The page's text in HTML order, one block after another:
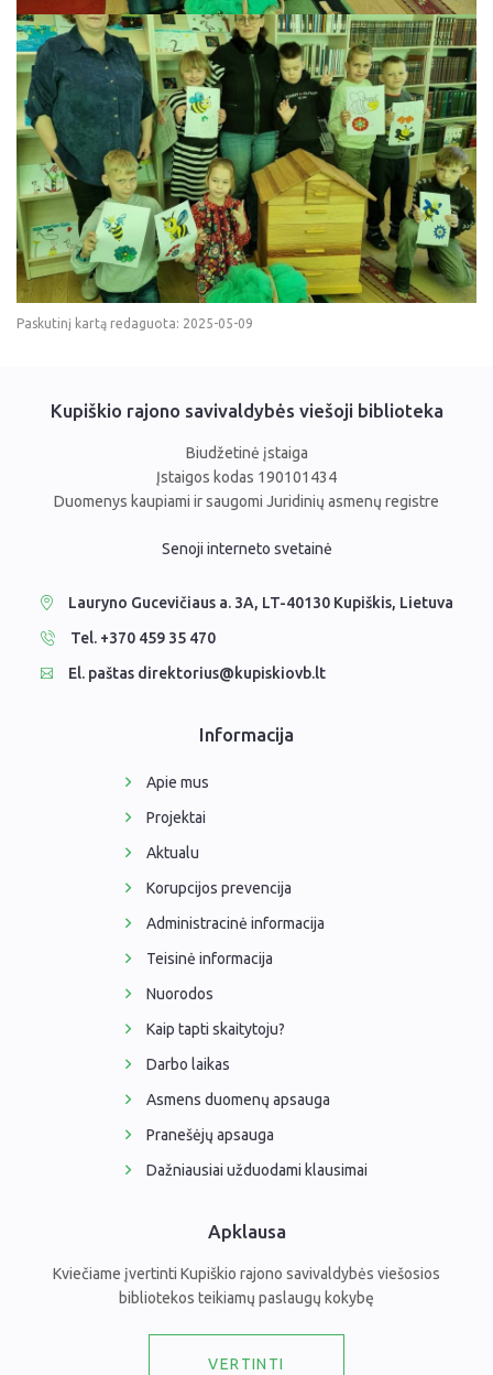
Paskutinį kartą redaguota: 2025-05-09
Kupiškio rajono savivaldybės viešoji biblioteka
Biudžetinė įstaiga
Įstaigos kodas 190101434
Duomenys kaupiami ir saugomi Juridinių asmenų registre
Senoji interneto svetainė
Lauryno Gucevičiaus a. 3A, LT-40130 Kupiškis, Lietuva
Tel. +370 459 35 470
El. paštas direktorius@kupiskiovb.lt
Informacija
Apie mus
Projektai
Aktualu
Korupcijos prevencija
Administracinė informacija
Teisinė informacija
Nuorodos
Kaip tapti skaitytoju?
Darbo laikas
Asmens duomenų apsauga
Pranešėjų apsauga
Dažniausiai užduodami klausimai
Apklausa
Kviečiame įvertinti Kupiškio rajono savivaldybės viešosios
bibliotekos teikiamų paslaugų kokybę
VERTINTI